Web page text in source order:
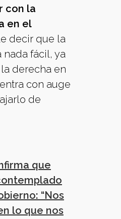
con la
en el
decir que la
nada fácil, ya
derecha en
con auge
de
que
“Nos
lo que nos